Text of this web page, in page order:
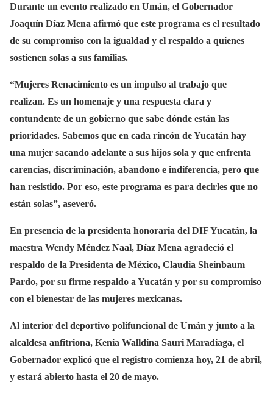
Durante un evento realizado en Umán, el Gobernador
Joaquín Díaz Mena afirmó que este programa es el resultado
de su compromiso con la igualdad y el respaldo a quienes
sostienen solas a sus familias.
“Mujeres Renacimiento es un impulso al trabajo que
realizan. Es un homenaje y una respuesta clara y
contundente de un gobierno que sabe dónde están las
prioridades. Sabemos que en cada rincón de Yucatán hay
una mujer sacando adelante a sus hijos sola y que enfrenta
carencias, discriminación, abandono e indiferencia, pero que
han resistido. Por eso, este programa es para decirles que no
están solas”, aseveró.
En presencia de la presidenta honoraria del DIF Yucatán, la
maestra Wendy Méndez Naal, Díaz Mena agradeció el
respaldo de la Presidenta de México, Claudia Sheinbaum
Pardo, por su firme respaldo a Yucatán y por su compromiso
con el bienestar de las mujeres mexicanas.
Al interior del deportivo polifuncional de Umán y junto a la
alcaldesa anfitriona, Kenia Walldina Sauri Maradiaga, el
Gobernador explicó que el registro comienza hoy, 21 de abril,
y estará abierto hasta el 20 de mayo.